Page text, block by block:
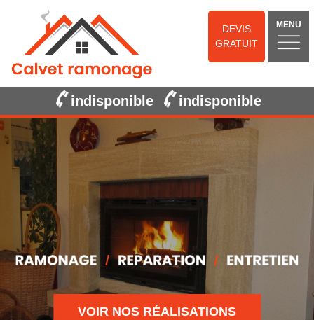
DEVIS
GRATUIT
MENU
indisponible indisponible
VOIR NOS RÉALISATIONS